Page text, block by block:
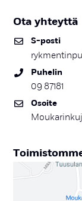
Ota yh­teyt­tä
S-pos­ti
Pu­he­lin
09 87181
Osoi­te